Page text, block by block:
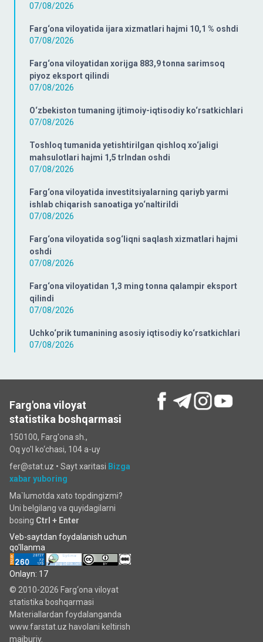
07/08/2026
Farg‘ona viloyatida ijara xizmatlari hajmi 10,1 % oshdi
07/08/2026
Farg‘ona viloyatidan xorijga 883,9 tonna sarimsoq
piyoz eksport qilindi
07/08/2026
O‘zbekiston tumaning ijtimoiy-iqtisodiy ko‘rsatkichlari
07/08/2026
Toshloq tumanida yetishtirilgan qishloq xo‘jaligi
mahsulotlari hajmi 1,5 trlndan oshdi
07/08/2026
Farg‘ona viloyatida investitsiyalarning qariyb yarmi
ishlab chiqarish sanoatiga yo‘naltirildi
07/08/2026
Farg‘ona viloyatida sog‘liqni saqlash xizmatlari hajmi
oshdi
07/08/2026
Farg‘ona viloyatidan 1,3 ming tonna qalampir eksport
qilindi
07/08/2026
Uchko‘prik tumanining asosiy iqtisodiy ko‘rsatkichlari
07/08/2026
Farg'ona viloyat
statistika boshqarmasi
150100, Farg'ona sh.,
Oq yo'l ko‘chаsi, 104 a-uy
fer@stat.uz • Sayt xaritasi Bizga
xabar yuboring
Ma`lumotda xato topdingizmi?
Uni belgilang va quyidagilarni
bosing Ctrl + Enter
Veb-saytdan foydalanish uchun
qo'llanma
Onlayn: 17
© 2010-2026 Farg‘ona viloyat
statistika boshqarmasi
Materiallardan foydalanganda
www.farstat.uz havolani keltirish
majburiy.